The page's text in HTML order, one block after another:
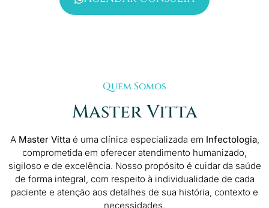
Quem Somos
Master Vitta
A Master Vittaé uma clínica especializada em Infectologia,
comprometida em oferecer atendimento humanizado,
sigiloso e de excelência. Nosso propósito é cuidar da saúde
de forma integral, com respeito à individualidade de cada
paciente e atenção aos detalhes de sua história, contexto e
necessidades.